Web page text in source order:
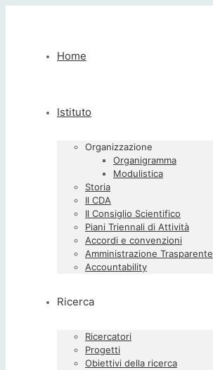
Home
Istituto
Organizzazione
Organigramma
Modulistica
Storia
Il CDA
Il Consiglio Scientifico
Piani Triennali di Attività
Accordi e convenzioni
Amministrazione Trasparente
Accountability
Ricerca
Ricercatori
Progetti
Obiettivi della ricerca